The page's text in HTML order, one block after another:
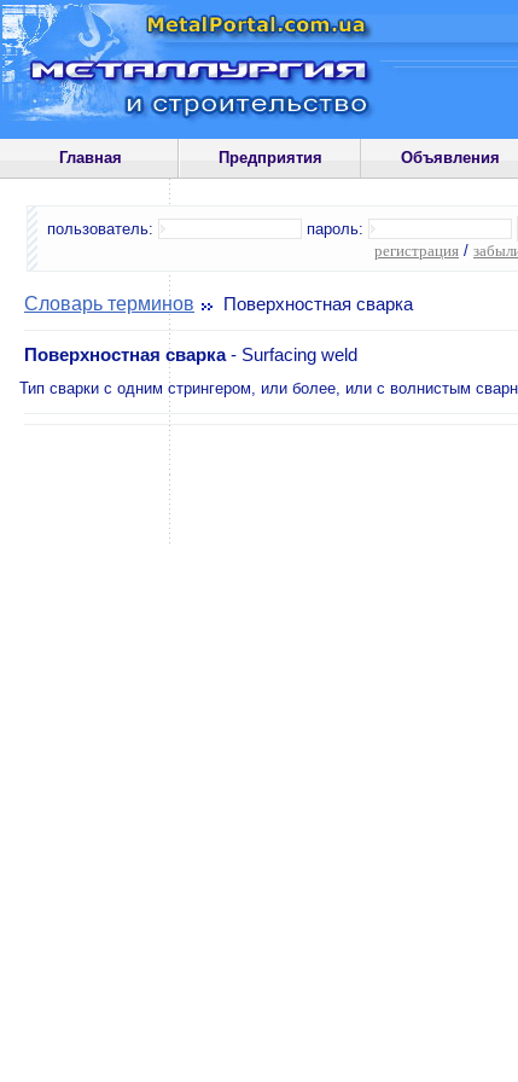
Главная Предприятия Объявления
пользователь:
пароль:
регистрация /
Словарь терминов Поверхностная сварка
Поверхностная сварка- Surfacing weld
Тип сварки с одним стрингером, или более, или с волнистым